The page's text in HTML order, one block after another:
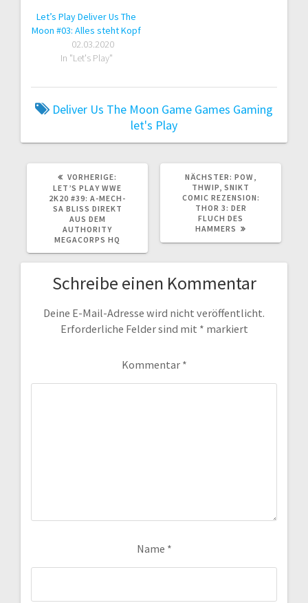
Let’s Play Deliver Us The
Moon #03: Alles steht Kopf
02.03.2020
In "Let's Play"
Deliver Us The Moon Game Games Gaming
let's Play
VORHERIGE:
BEITRAG:
LET’S PLAY WWE
2K20 #39: A-MECH-
SA BLISS DIREKT
AUS DEM
AUTHORITY
MEGACORPS HQ
NÄCHSTER: NÄCHSTER
BEITRAG:
POW,
THWIP, SNIKT
COMIC REZENSION:
THOR 3: DER
FLUCH DES
HAMMERS
Schreibe einen Kommentar
Deine E-Mail-Adresse wird nicht veröffentlicht.
Erforderliche Felder sind mit * markiert
Kommentar *
Name *